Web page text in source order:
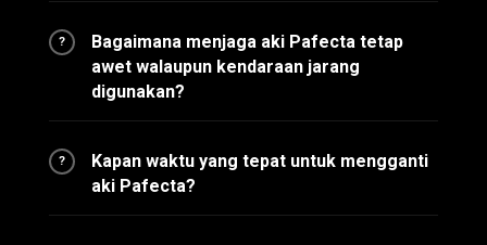
?
Bagaimana menjaga aki Pafecta tetap
awet walaupun kendaraan jarang
digunakan?
?
Kapan waktu yang tepat untuk mengganti
aki Pafecta?